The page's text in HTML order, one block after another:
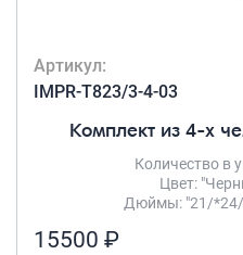
Артикул:
IMPR-T823/3-4-03
Комплект из 4-х
Количество в
Цвет:
Дюймы: "21/
15500 ₽